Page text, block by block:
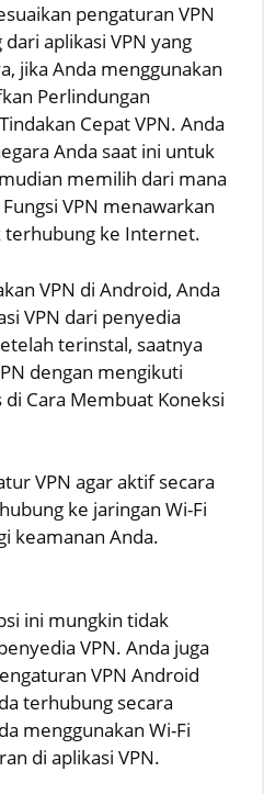
pengaturan VPN
aplikasi VPN yang
jika Anda menggunakan
Perlindungan
Cepat VPN. Anda
Anda saat ini untuk
memilih dari mana
VPN menawarkan
ke Internet.
VPN di Android, Anda
VPN dari penyedia
terinstal, saatnya
dengan mengikuti
di Cara Membuat Koneksi
VPN agar aktif secara
ke jaringan Wi-Fi
keamanan Anda.
ini mungkin tidak
VPN. Anda juga
VPN Android
terhubung secara
menggunakan Wi-Fi
di aplikasi VPN.